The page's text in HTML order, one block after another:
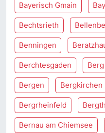
Bayerisch Gmain
Bechtsrieth
Benningen
Berchtesgaden Berg
Bergen Bergkirchen
Bergrheinfeld
Bernau am Chiemsee